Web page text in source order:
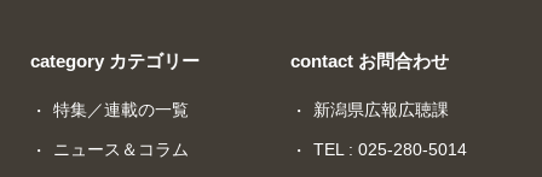
category カテゴリー
特集／連載の一覧
ニュース＆コラム
contact お問合わせ
新潟県広報広聴課
TEL : 025-280-5014